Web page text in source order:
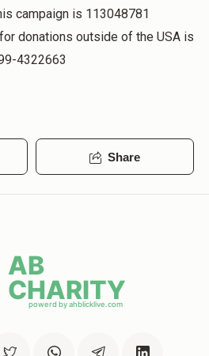
campaign is 113048781
donations outside of the USA is
4322663
Share